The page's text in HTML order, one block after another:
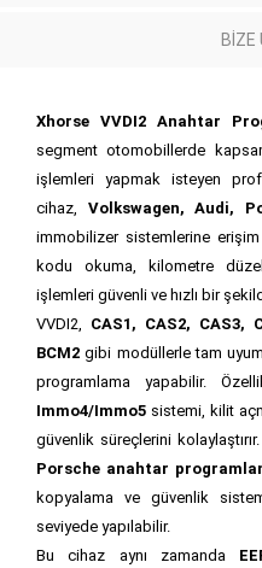
BIZE
Xhorse VVDI2 Anahtar
segment otomobillerde
işlemleri yapmak isteyen
cihaz, Volkswagen, Audi,
immobilizer sistemlerine
kodu okuma, kilometre
işlemleri güvenli ve hızlı bir
VVDI2, CAS1, CAS2, CAS3,
BCM2 gibi modüllerle tam
programlama yapabilir.
Immo4/Immo5 sistemi, kilit
güvenlik süreçlerini kolaylaştırır.
Porsche anahtar
kopyalama ve güvenlik
seviyede yapılabilir.
Bu cihaz aynı zamanda